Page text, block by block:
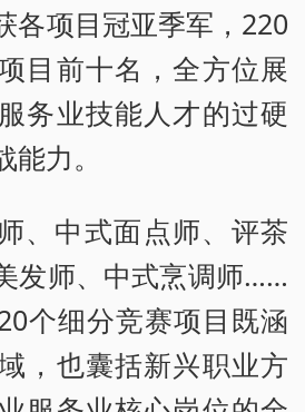
各项目冠亚季军，220
目前十名，全方位展
务业技能人才的过硬
力。
、中式面点师、评茶
发师、中式烹调师……
个细分竞赛项目既涵
，也囊括新兴职业方